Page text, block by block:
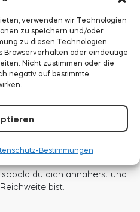
verwenden wir Technologien
zu speichern und/oder
zu diesen Technologien
Browserverhalten oder eindeutige
Nicht zustimmen oder die
negativ auf bestimmte
Bestimmungen
App oder einer Smartwatch.
dir offen.
du dich annäherst und
bist.